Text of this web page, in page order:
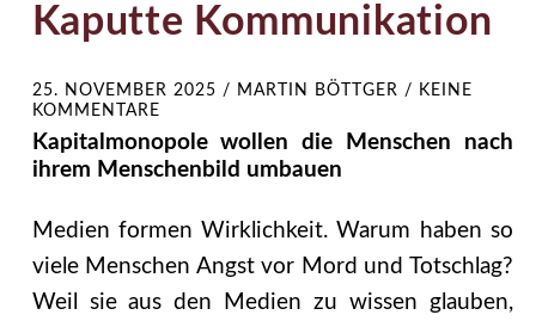
Kaputte Kommunikation
25. NOVEMBER 2025 / MARTIN BÖTTGER /
KEINE
KOMMENTARE
Kapitalmonopole wollen die Menschen nach
ihrem Menschenbild umbauen
Medien formen Wirklichkeit. Warum haben so
viele Menschen Angst vor Mord und Totschlag?
Weil sie aus den Medien zu wissen glauben,